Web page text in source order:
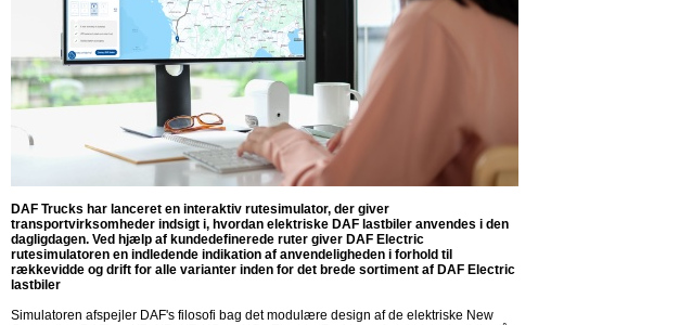
DAF Trucks har lanceret en interaktiv rutesimulator, der giver
transportvirksomheder indsigt i, hvordan elektriske DAF lastbiler anvendes i den
dagligdagen. Ved hjælp af kundedefinerede ruter giver DAF Electric
rutesimulatoren en indledende indikation af anvendeligheden i forhold til
rækkevidde og drift for alle varianter inden for det brede sortiment af DAF Electric
lastbiler
Simulatoren afspejler DAF's filosofi bag det modulære design af de elektriske New